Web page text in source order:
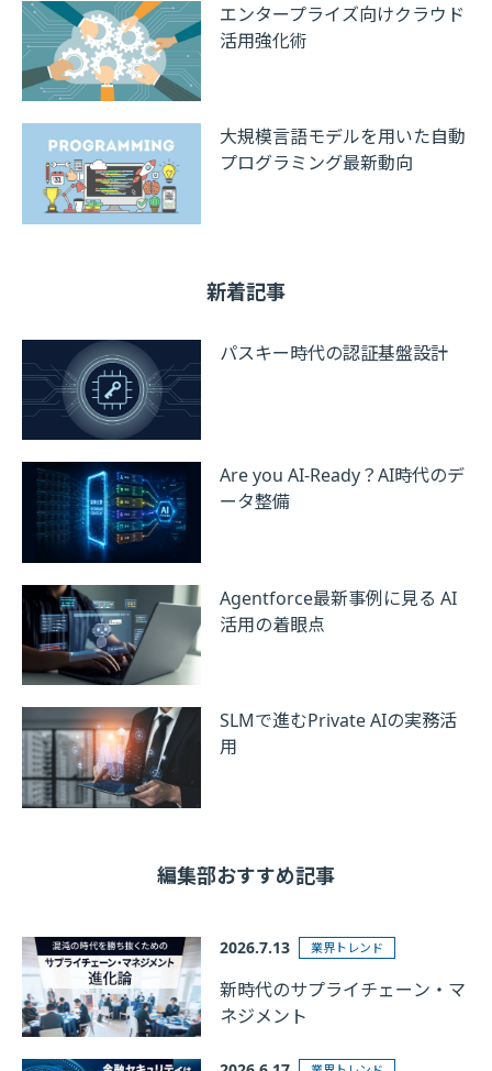
エンタープライズ向けクラウド
活用強化術
大規模言語モデルを用いた自動
プログラミング最新動向
新着記事
パスキー時代の認証基盤設計
Are you AI-Ready？AI時代のデ
ータ整備
Agentforce最新事例に見る AI
活用の着眼点
SLMで進むPrivate AIの実務活
用
編集部おすすめ記事
2026.7.13 業界トレンド
新時代のサプライチェーン・マ
ネジメント